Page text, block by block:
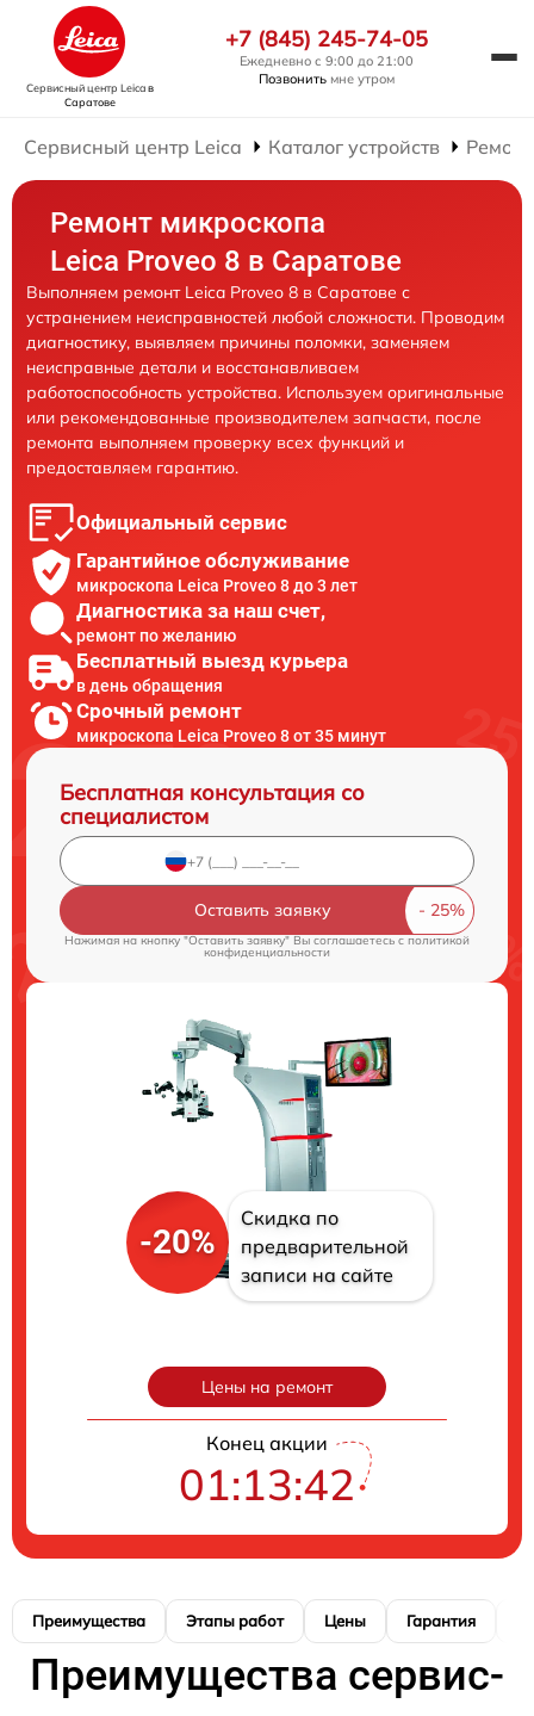
Сервисный центр Leicaв
Саратове
+7 (845) 245-74-05
Ежедневно с 9:00 до 21:00
Позвонить мне утром
Сервисный центр Leica Каталог устройств
Ремонт микроскопа
Leica Proveo 8 в Саратове
Выполняем ремонт Leica Proveo 8 в Саратове с
устранением неисправностей любой сложности. Проводим
диагностику, выявляем причины поломки, заменяем
неисправные детали и восстанавливаем
работоспособность устройства. Используем оригинальные
или рекомендованные производителем запчасти, после
ремонта выполняем проверку всех функций и
предоставляем гарантию.
Официальный сервис
Гарантийное обслуживание
микроскопа Leica Proveo 8 до 3 лет
Диагностика за наш счет,
ремонт по желанию
Бесплатный выезд курьера
в день обращения
Срочный ремонт
микроскопа Leica Proveo 8 от 35 минут
Бесплатная консультация со
специалистом
Оставить заявку
Нажимая на кнопку "Оставить заявку" Вы соглашаетесь cполитикой
конфиденциальности
-20%
Скидка по
предварительной
записи на сайте
Цены на ремонт
Конец акции
01:13:41
Преимущества Этапы работ Цены Гарантия
Преимущества сервис-